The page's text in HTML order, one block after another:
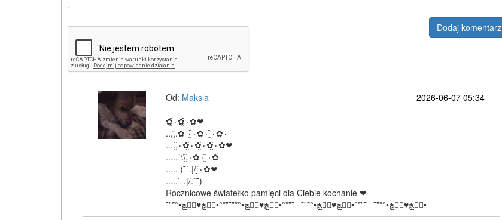
Dodaj komentarz
Od: Maksia
2026-06-07 05:34
✿۰̮̑✿۰̮̑✿❤
.....̮̑✿ ۰۰̮̑✿۰ ۰̮̑✿۰
.....۰̮̑✿۰̮̑✿۰̮̑✿۰̮̮̑✿❤
.....´\\.۰̮̑✿۰ ۰̮̑✿
..... )¯`.|/ ۰̮̑✿❤
.....`-.|/.´¯)
Rocznicowe światełko pamięci dla Ciebie kochanie ❤
˜”*°•ڰۣڿ♥ڰۣڿ•°*”˜ ˜”*°•ڰۣڿ♥ڰۣڿ•°*”˜ ˜”*°•ڰۣڿ♥ڰۣڿ•°*”˜”*°•ڰۣڿ♥ڰۣڿ•